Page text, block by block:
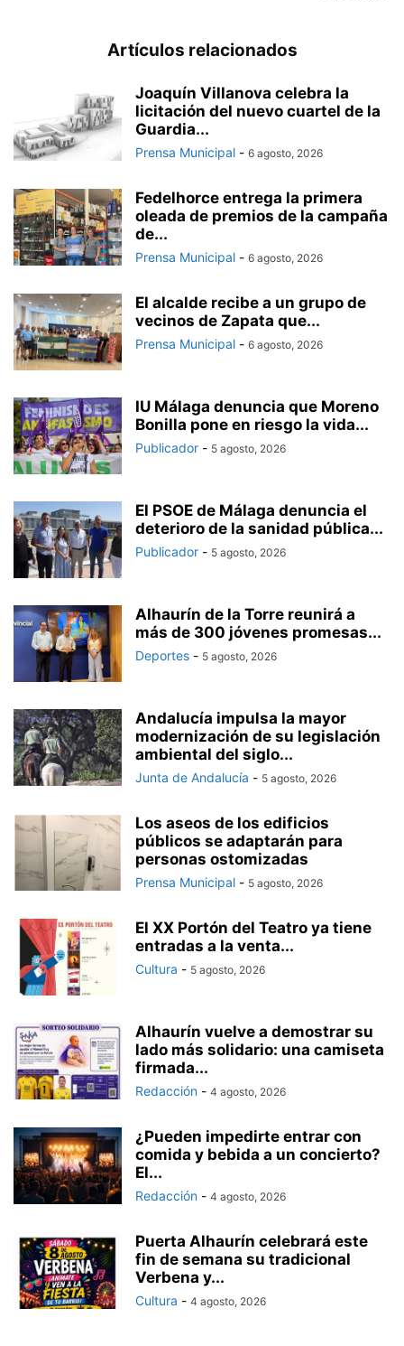
Artículos relacionados
Joaquín Villanova celebra la
licitación del nuevo cuartel de la
Guardia...
Prensa Municipal - 6 agosto, 2026
Fedelhorce entrega la primera
oleada de premios de la campaña
de...
Prensa Municipal - 6 agosto, 2026
El alcalde recibe a un grupo de
vecinos de Zapata que...
Prensa Municipal - 6 agosto, 2026
IU Málaga denuncia que Moreno
Bonilla pone en riesgo la vida...
Publicador - 5 agosto, 2026
El PSOE de Málaga denuncia el
deterioro de la sanidad pública...
Publicador - 5 agosto, 2026
Alhaurín de la Torre reunirá a
más de 300 jóvenes promesas...
Deportes - 5 agosto, 2026
Andalucía impulsa la mayor
modernización de su legislación
ambiental del siglo...
Junta de Andalucía - 5 agosto, 2026
Los aseos de los edificios
públicos se adaptarán para
personas ostomizadas
Prensa Municipal - 5 agosto, 2026
El XX Portón del Teatro ya tiene
entradas a la venta...
Cultura - 5 agosto, 2026
Alhaurín vuelve a demostrar su
lado más solidario: una camiseta
firmada...
Redacción - 4 agosto, 2026
¿Pueden impedirte entrar con
comida y bebida a un concierto?
El...
Redacción - 4 agosto, 2026
Puerta Alhaurín celebrará este
fin de semana su tradicional
Verbena y...
Cultura - 4 agosto, 2026